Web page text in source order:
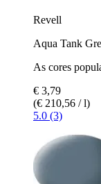
Revell
Aqua Tank
As cores
€ 3,79
(€ 210,56 / l)
5.0 (3)